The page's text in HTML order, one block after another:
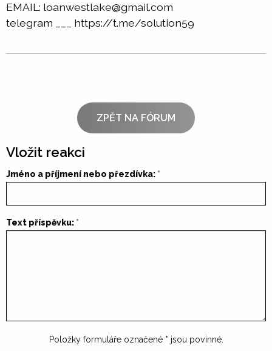
EMAIL: loanwestlake@gmail.com
telegram ___ https://t.me/solution59
ZPĚT NA FÓRUM
Vložit reakci
Jméno a příjmení nebo přezdívka:
Text příspěvku:
Položky formuláře označené * jsou povinné.